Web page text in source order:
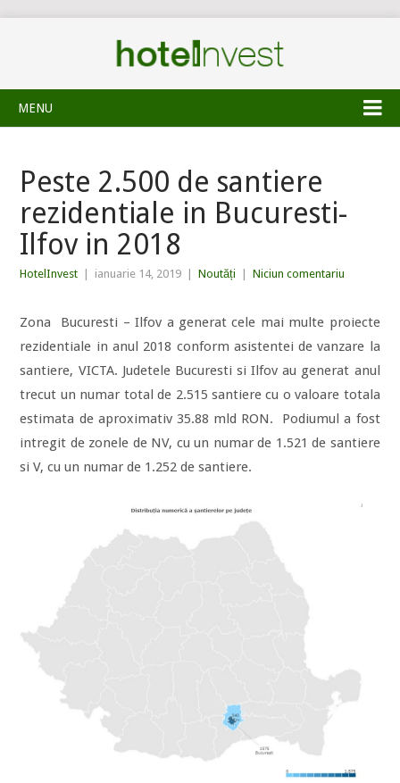
MENU
Peste 2.500 de santiere
rezidentiale in Bucuresti-
Ilfov in 2018
HotelInvest ianuarie 14, 2019 Noutăți Niciun comentariu
Zona Bucuresti – Ilfov a generat cele mai multe proiecte
rezidentiale in anul 2018 conform asistentei de vanzare la
santiere, VICTA. Judetele Bucuresti si Ilfov au generat anul
trecut un numar total de 2.515 santiere cu o valoare totala
estimata de aproximativ 35.88 mld RON. Podiumul a fost
intregit de zonele de NV, cu un numar de 1.521 de santiere
si V, cu un numar de 1.252 de santiere.